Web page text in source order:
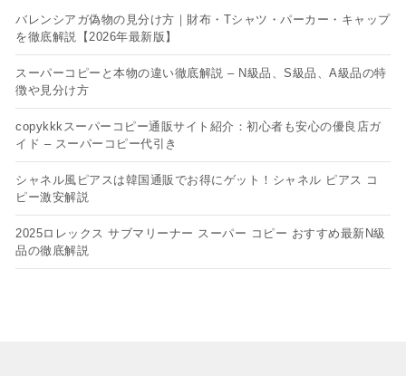
バレンシアガ偽物の見分け方｜財布・Tシャツ・パーカー・キャップ
を徹底解説【2026年最新版】
スーパーコピーと本物の違い徹底解説 – N級品、S級品、A級品の特
徴や見分け方
copykkkスーパーコピー通販サイト紹介：初心者も安心の優良店ガ
イド – スーパーコピー代引き
シャネル風ピアスは韓国通販でお得にゲット！シャネル ピアス コ
ピー​激安解説
2025ロレックス サブマリーナー スーパー コピー おすすめ最新N級
品の徹底解説